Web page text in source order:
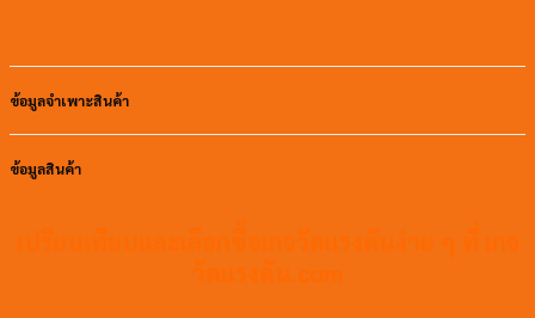
ข้อมูลจำเพาะสินค้า
ข้อมูลสินค้า